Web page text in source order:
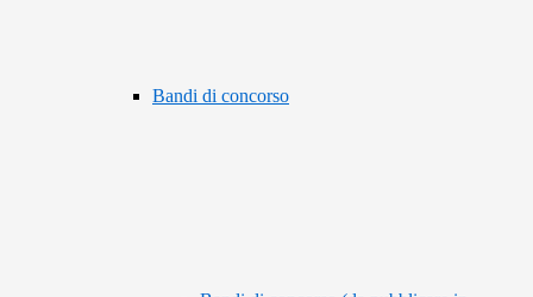
Bandi di concorso